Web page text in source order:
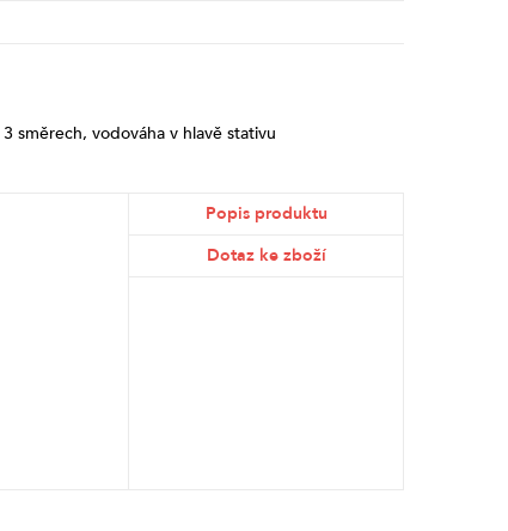
směrech, vodováha v hlavě stativu
Popis produktu
Dotaz ke zboží